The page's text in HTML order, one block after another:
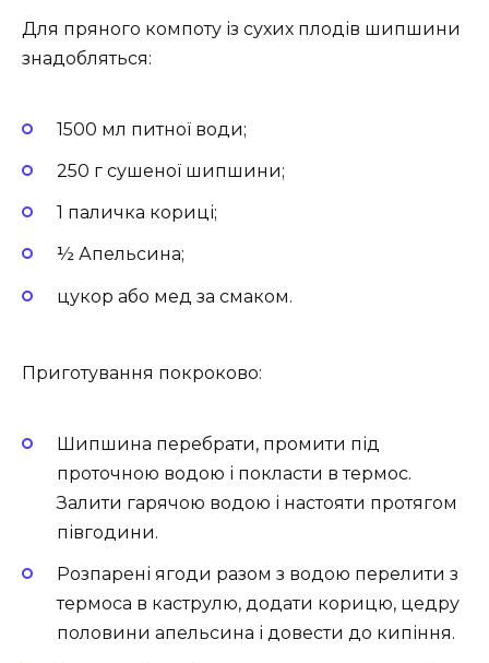
Для пряного компоту із сухих плодів шипшини
знадобляться:
1500 мл питної води;
250 г сушеної шипшини;
1 паличка кориці;
½ Апельсина;
цукор або мед за смаком.
Приготування покроково:
Шипшина перебрати, промити під
проточною водою і покласти в термос.
Залити гарячою водою і настояти протягом
півгодини.
Розпарені ягоди разом з водою перелити з
термоса в каструлю, додати корицю, цедру
половини апельсина і довести до кипіння.